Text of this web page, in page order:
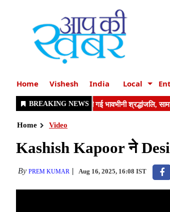
Home Vishesh India Local
Home Video
Kashish Kapoor ने
By PREM KUMAR Aug 16, 2025, 16:08 IST